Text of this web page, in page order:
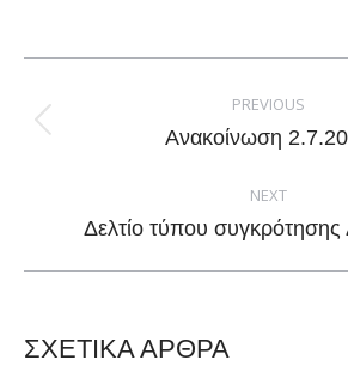
Facebook
X
navigation
PREVIOUS
Previous
Ανακοίνωση
NEXT
Next
Δελτίο τύπου
ΣΧΕΤΙΚΑ ΑΡΘΡΑ